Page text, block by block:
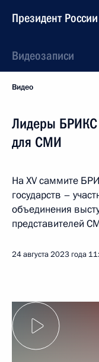
Президент России
Видеозаписи
Видео
Лидеры БРИКС
для СМИ
На XV саммите
государств –
объединения
представителей
24 августа 2023 года